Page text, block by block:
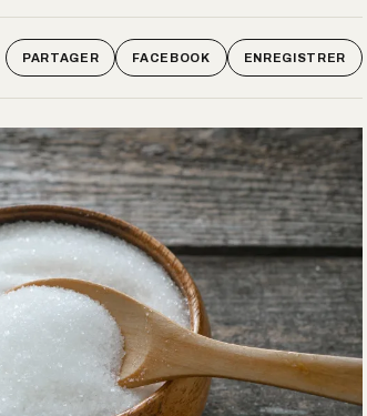
PARTAGER FACEBOOK ENREGISTRER